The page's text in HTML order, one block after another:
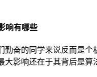
响有哪些
勤奋的同学来说反而是
大影响还在于其背后是